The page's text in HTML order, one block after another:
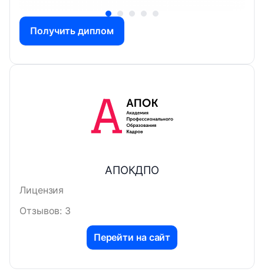
Получить диплом
АПОКДПО
Лицензия
Отзывов: 3
Перейти на сайт